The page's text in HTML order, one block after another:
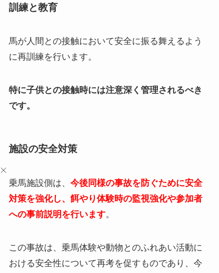
訓練と教育
馬が人間との接触において安全に振る舞えるよう
に再訓練を行います。
特に子供との接触時には注意深く管理されるべき
です。
施設の安全対策
乗馬施設側は、 今後同様の事故を防ぐために安全
対策を強化し、餌やり体験時の監視強化や参加者
への事前説明を行います。
この事故は、乗馬体験や動物とのふれあい活動に
おける安全性について再考を促すものであり、今